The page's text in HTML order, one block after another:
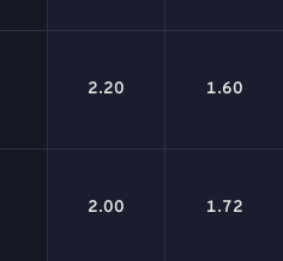
2.20 1.60
2.00 1.72